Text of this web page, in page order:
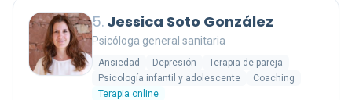
5. Jessica Soto González
Psicóloga general sanitaria
Ansiedad Depresión
Terapia de pareja
Psicología infantil y adolescente
Coaching
Terapia online